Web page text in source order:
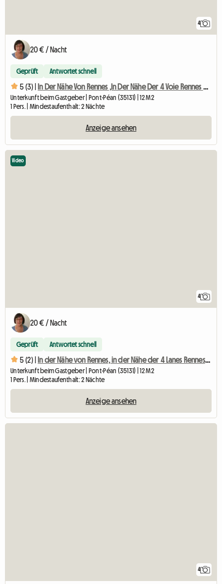
4
20 € / Nacht
Geprüft Antwortet schnell
5 (3) | In Der Nähe Von Rennes ,In Der Nähe Der 4 Voie Rennes Nantes
Unterkunft beim Gastgeber | Pont-Péan (35131) | 12 M2
1 Pers. | Mindestaufenthalt: 2 Nächte
Anzeige ansehen
4
Video
20 € / Nacht
Geprüft Antwortet schnell
5 (2) | In der Nähe von Rennes, in der Nähe der 4 Lanes RennesNantes
Unterkunft beim Gastgeber | Pont-Péan (35131) | 12 M2
1 Pers. | Mindestaufenthalt: 2 Nächte
Anzeige ansehen
4